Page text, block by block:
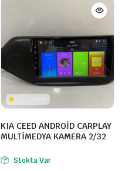
KIA CEED ANDROİD CARPLAY
MULTİMEDYA KAMERA 2/32
Stokta Var